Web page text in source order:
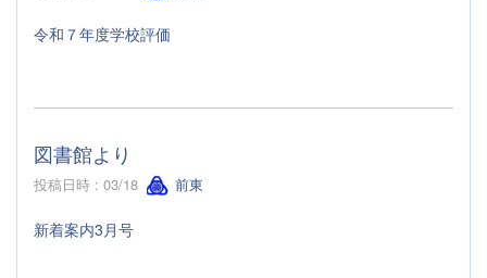
令和７年度学校評価
図書館より
投稿日時 : 03/18 前東
新着案内3月号